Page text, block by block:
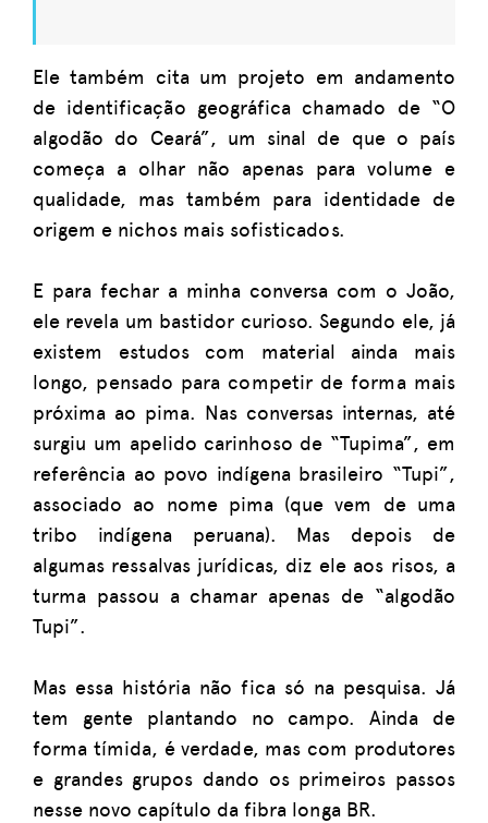
Ele também cita um projeto em andamento
de identificação geográfica chamado de “O
algodão do Ceará”, um sinal de que o país
começa a olhar não apenas para volume e
qualidade, mas também para identidade de
origem e nichos mais sofisticados.
E para fechar a minha conversa com o João,
ele revela um bastidor curioso. Segundo ele, já
existem estudos com material ainda mais
longo, pensado para competir de forma mais
próxima ao pima. Nas conversas internas, até
surgiu um apelido carinhoso de “Tupima”, em
referência ao povo indígena brasileiro “Tupi”,
associado ao nome pima (que vem de uma
tribo indígena peruana). Mas depois de
algumas ressalvas jurídicas, diz ele aos risos, a
turma passou a chamar apenas de “algodão
Tupi”.
Mas essa história não fica só na pesquisa. Já
tem gente plantando no campo. Ainda de
forma tímida, é verdade, mas com produtores
e grandes grupos dando os primeiros passos
nesse novo capítulo da fibra longa BR.